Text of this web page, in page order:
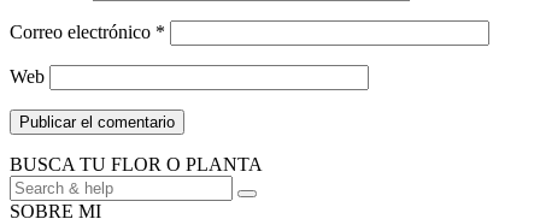
Correo electrónico *
Web
BUSCA TU FLOR O PLANTA
Búsqueda
de:
SOBRE MI